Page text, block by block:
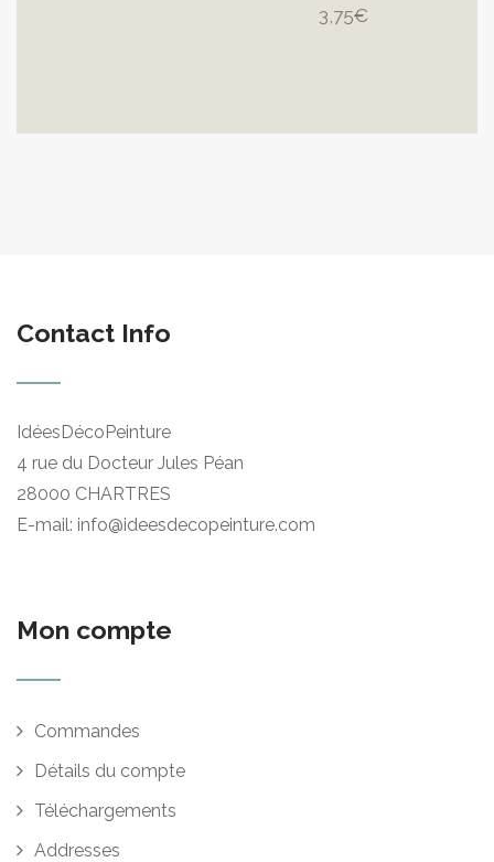
3,75€
Contact Info
IdéesDécoPeinture
4 rue du Docteur Jules Péan
28000 CHARTRES
E-mail: info@ideesdecopeinture.com
Mon compte
Commandes
Détails du compte
Téléchargements
Addresses